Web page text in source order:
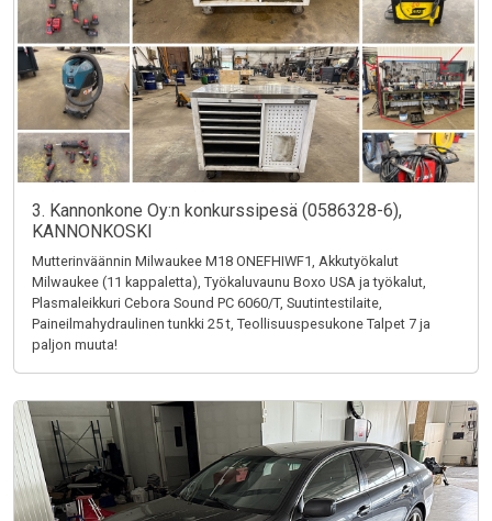
3. Kannonkone Oy:n konkurssipesä (0586328-6),
KANNONKOSKI
Mutterinväännin Milwaukee M18 ONEFHIWF1, Akkutyökalut
Milwaukee (11 kappaletta), Työkaluvaunu Boxo USA ja työkalut,
Plasmaleikkuri Cebora Sound PC 6060/T, Suutintestilaite,
Paineilmahydraulinen tunkki 25 t, Teollisuuspesukone Talpet 7 ja
paljon muuta!